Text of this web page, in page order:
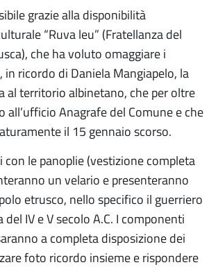
grazie alla disponibilità
“Ruva leu” (Fratellanza del
che ha voluto omaggiare i
ricordo di Daniela Mangiapelo, la
al territorio albinetano, che per oltre
all’ufficio Anagrafe del Comune e che
il 15 gennaio scorso.
le panoplie (vestizione completa
un velario e presenteranno
etrusco, nello specifico il guerriero
del IV e V secolo A.C. I componenti
a completa disposizione dei
foto ricordo insieme e rispondere